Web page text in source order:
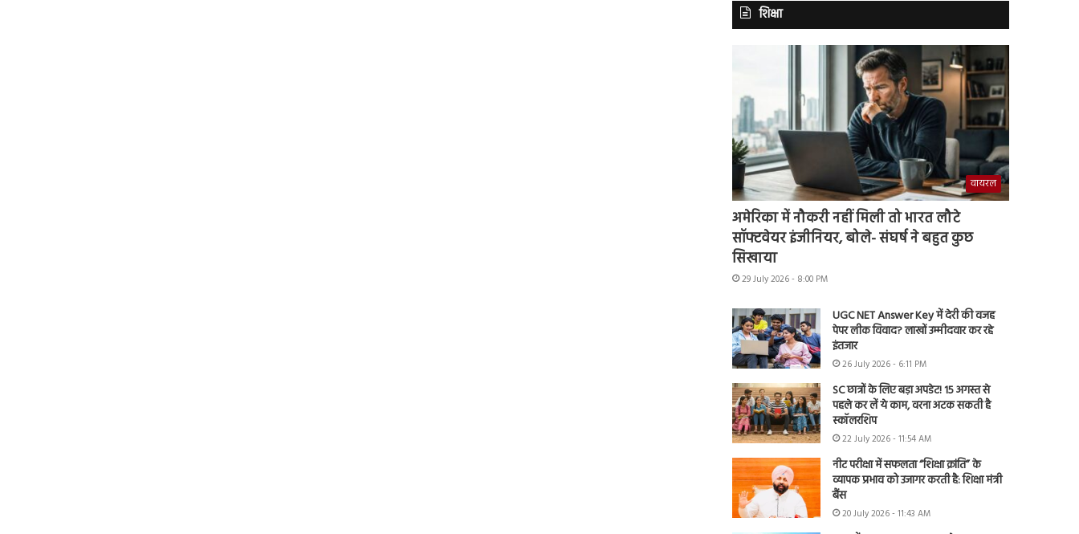
शिक्षा
वायरल
अमेरिका में नौकरी नहीं मिली तो भारत लौटे
सॉफ्टवेयर इंजीनियर, बोले- संघर्ष ने बहुत कुछ
सिखाया
29 July 2026 - 8:00 PM
UGC NET Answer Key में देरी की वजह
पेपर लीक विवाद? लाखों उम्मीदवार कर रहे
इंतजार
26 July 2026 - 6:11 PM
SC छात्रों के लिए बड़ा अपडेट! 15 अगस्त से
पहले कर लें ये काम, वरना अटक सकती है
स्कॉलरशिप
22 July 2026 - 11:54 AM
नीट परीक्षा में सफलता “शिक्षा क्रांति” के
व्यापक प्रभाव को उजागर करती है: शिक्षा मंत्री
बैंस
20 July 2026 - 11:43 AM